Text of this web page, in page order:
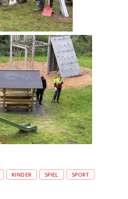
KINDER SPIEL SPORT